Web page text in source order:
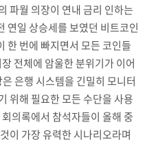
파월 의장이 연내 금리 인하는
연일 상승세를 보였던 비트코인
한 번에 빠지면서 모든 코인들
전체에 암울한 분위기가 이어
은행 시스템을 긴밀히 모니터
위해 필요한 모든 수단을 사용
의록에서 참석자들이 올해 중
이 가장 유력한 시나리오라며